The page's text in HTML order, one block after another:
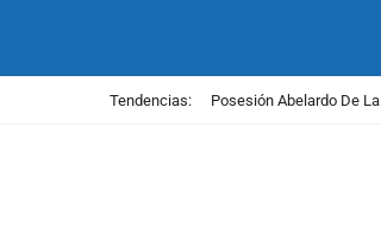
Tendencias: Posesión Abelardo De